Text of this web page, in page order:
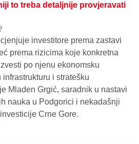
to treba detaljnije provjeravati
investitore prema zastavi
prema rizicima koje konkretna
po njenu ekonomsku
i stratešku
Mladen Grgić, saradnik u nastavi
nauka u Podgorici i nekadašnji
Crne Gore.